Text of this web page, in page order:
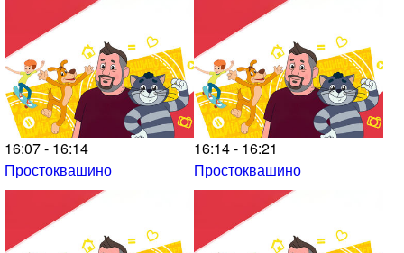
16:07 - 16:14
Простоквашино
16:14 - 16:21
Простоквашино